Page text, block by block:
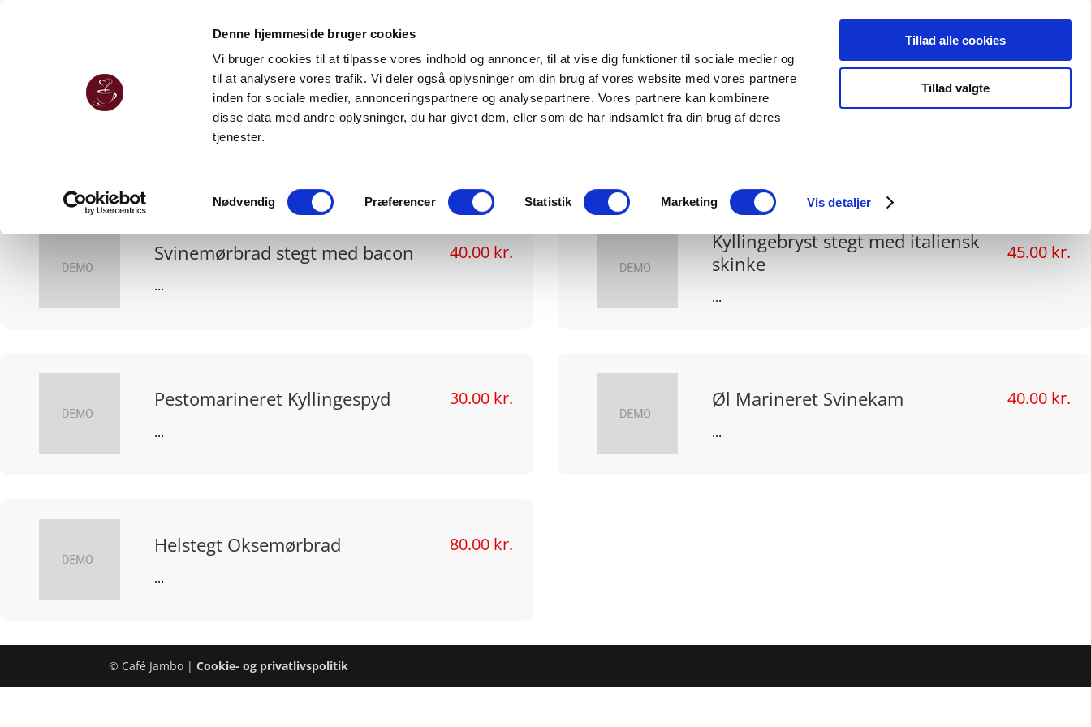
Denne hjemmeside bruger cookies
Vi bruger cookies til at tilpasse vores indhold og annoncer, til at vise dig funktioner til sociale medier og
til at analysere vores trafik. Vi deler også oplysninger om din brug af vores website med vores partnere
inden for sociale medier, annonceringspartnere og analysepartnere. Vores partnere kan kombinere
disse data med andre oplysninger, du har givet dem, eller som de har indsamlet fra din brug af deres
tjenester.
Nødvendig Præferencer Statistik Marketing Vis detaljer
Tillad alle cookies
Tillad valgte
Kontakt
Buffet-Kødretter
Svinemørbrad stegt med bacon 40.00 kr.
...
Kyllingebryst stegt med italiensk
skinke
45.00 kr.
...
Pestomarineret Kyllingespyd 30.00 kr.
...
Øl Marineret Svinekam 40.00 kr.
...
Helstegt Oksemørbrad 80.00 kr.
...
© Café Jambo |Cookie- og privatlivspolitik